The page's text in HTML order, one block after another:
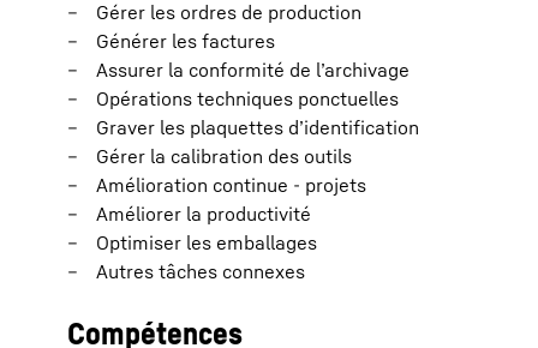
Gérer les ordres de production
Générer les factures
Assurer la conformité de l’archivage
Opérations techniques ponctuelles
Graver les plaquettes d’identification
Gérer la calibration des outils
Amélioration continue - projets
Améliorer la productivité
Optimiser les emballages
Autres tâches connexes
Compétences